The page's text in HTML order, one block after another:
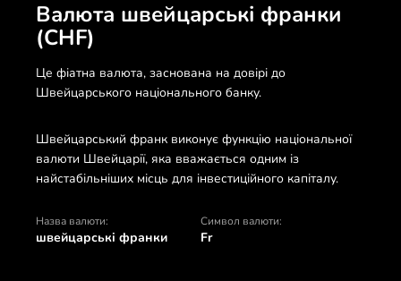
Валюта швейцарські франки
(CHF)
Це фіатна валюта, заснована на довірі до
Швейцарського національного банку.
Швейцарський франк виконує функцію національної
валюти Швейцарії, яка вважається одним із
найстабільніших місць для інвестиційного капіталу.
Назва валюти:
швейцарські франки
Символ валюти:
Fr